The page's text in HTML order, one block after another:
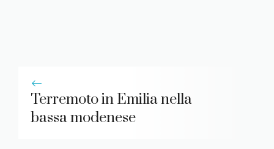
Terremoto in Emilia nella
bassa modenese